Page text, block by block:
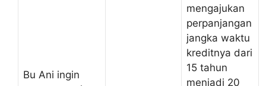
Bu Ani ingin
mengajukan
perpanjangan
jangka waktu
kreditnya dari
15 tahun
menjadi 20